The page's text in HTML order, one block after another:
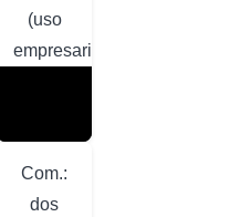
(uso
empresarial)
Com.:
dos